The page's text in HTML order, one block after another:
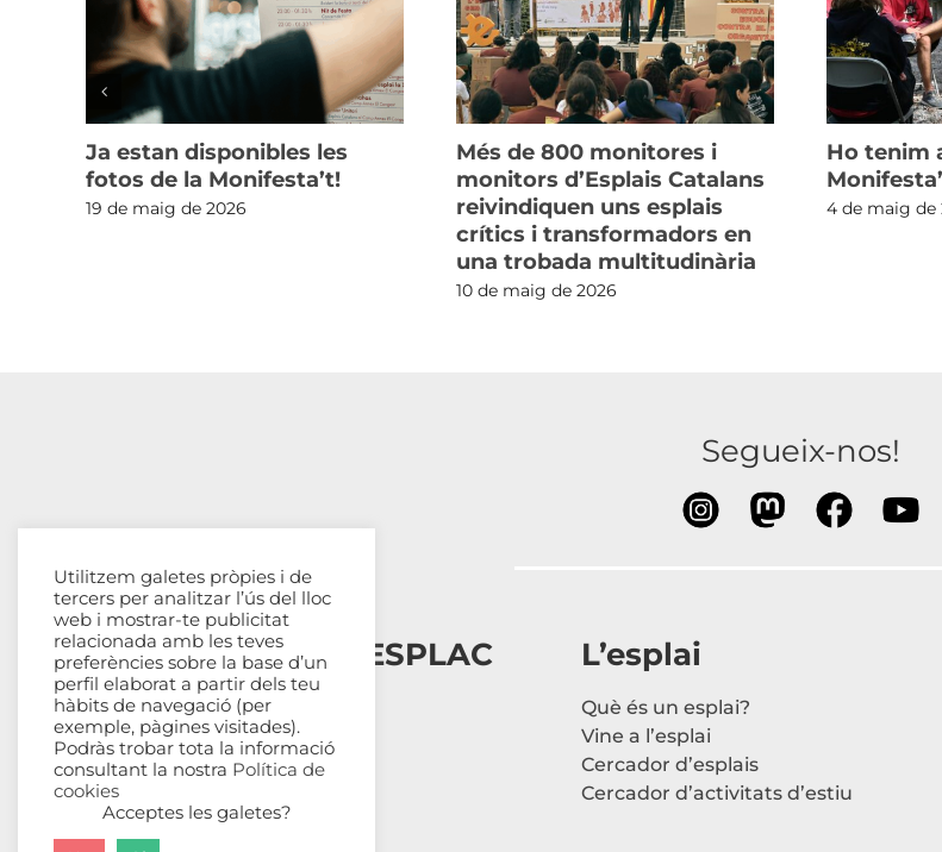
Ja estan disponibles les
fotos de la Monifesta’t!
19 de maig de 2026
Més de 800 monitores i
monitors d’Esplais Catalans
reivindiquen uns esplais
crítics i transformadors en
una trobada multitudinària
10 de maig de 2026
Ho tenim
4 de maig de
Segueix-nos!
Esplais Catalans, ESPLAC
Qui som
Com ens organitzem
Transparència
Fes-te sòcia
L’esplai
Què és un esplai?
Vine a l’esplai
Cercador d’esplais
Cercador d’activitats d’estiu
Utilitzem galetes pròpies i de
tercers per analitzar l’ús del lloc
web i mostrar-te publicitat
relacionada amb les teves
preferències sobre la base d’un
perfil elaborat a partir dels teu
hàbits de navegació (per
exemple, pàgines visitades).
Podràs trobar tota la informació
consultant la nostra Política de
cookies
Acceptes les galetes?